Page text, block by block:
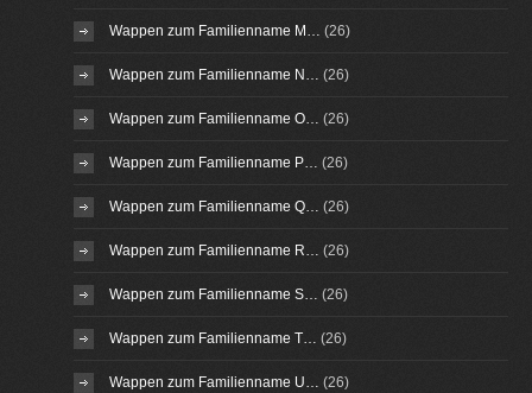
Wappen zum Familienname M… (26)
Wappen zum Familienname N… (26)
Wappen zum Familienname O… (26)
Wappen zum Familienname P… (26)
Wappen zum Familienname Q… (26)
Wappen zum Familienname R… (26)
Wappen zum Familienname S… (26)
Wappen zum Familienname T… (26)
Wappen zum Familienname U… (26)